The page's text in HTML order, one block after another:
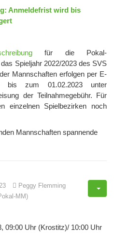
Anmeldefrist wird bis
für die Pokal-
Spieljahr 2022/2023 des SVS
Mannschaften erfolgen per E-
bis zum 01.02.2023 unter
der Teilnahmegebühr. Für
einzelnen Spielbezirken noch
Mannschaften spannende
Peggy Flemming
MM)
09:00 Uhr (Krostitz)/ 10:00 Uhr